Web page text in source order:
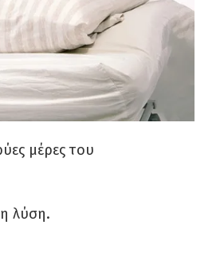
μέρες του
λύση.